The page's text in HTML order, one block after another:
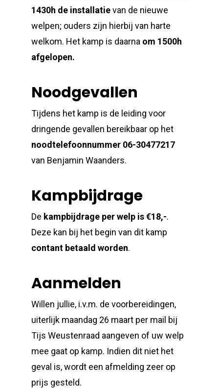
1430h de installatievan de nieuwe
welpen; ouders zijn hierbij van harte
welkom. Het kamp is daarna om 1500h
afgelopen.
Noodgevallen
Tijdens het kamp is de leiding voor
dringende gevallen bereikbaar op het
noodtelefoonnummer 06-30477217
van Benjamin Waanders.
Kampbijdrage
De kampbijdrage per welp is €18,-.
Deze kan bij het begin van dit kamp
contant betaald worden.
Aanmelden
Willen jullie, i.v.m. de voorbereidingen,
uiterlijk maandag 26 maart per mail bij
Tijs Weustenraad aangeven of uw welp
mee gaat op kamp. Indien dit niet het
geval is, wordt een afmelding zeer op
prijs gesteld.